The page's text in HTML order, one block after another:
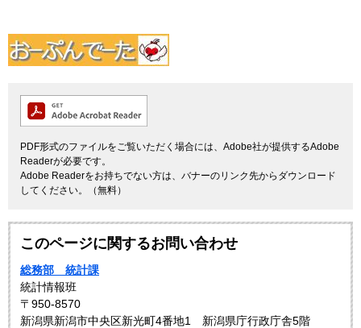
PDF形式のファイルをご覧いただく場合には、Adobe社が提供するAdobe
Readerが必要です。
Adobe Readerをお持ちでない方は、バナーのリンク先からダウンロード
してください。（無料）
このページに関するお問い合わせ
総務部 統計課
統計情報班
〒950-8570
新潟県新潟市中央区新光町4番地1 新潟県庁行政庁舎5階